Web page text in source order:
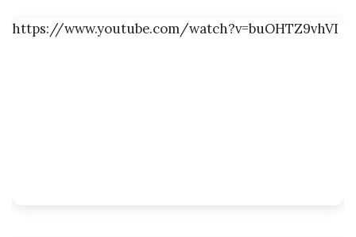
https://www.youtube.com/watch?v=buOHTZ9vhVI